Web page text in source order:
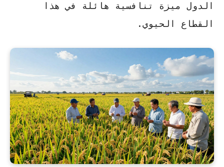
الدول ميزة تنافسية هائلة في هذا
القطاع الحيوي.